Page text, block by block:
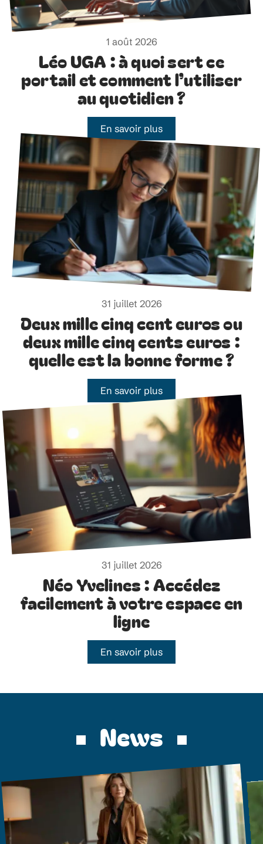
1 août 2026
Léo UGA : à quoi sert ce
portail et comment l’utiliser
au quotidien ?
En savoir plus
31 juillet 2026
Deux mille cinq cent euros ou
deux mille cinq cents euros :
quelle est la bonne forme ?
En savoir plus
31 juillet 2026
Néo Yvelines : Accédez
facilement à votre espace en
ligne
En savoir plus
News